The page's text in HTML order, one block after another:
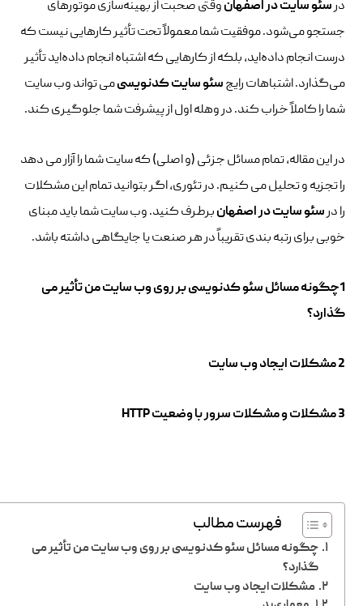
درسئو سایت در اصفهانوقتی صحبت از بهینه‌سازی موتورهای
جستجو می‌شود. موفقیت شما معمولاً تحت تأثیر کارهایی نیست که
درست انجام داده‌اید، بلکه از کارهایی که اشتباه انجام داده‌اید تأثیر
می‌گذارد. اشتباهات رایجسئو سایت کدنویسیمی تواند وب سایت
شما را کاملاً خراب کند. در وهله اول از پیشرفت شما جلوگیری کند.
در این مقاله، تمام مسائل جزئی (و اصلی) که سایت شما را آزار می دهد
را تجزیه و تحلیل می کنیم. در تئوری، اگر بتوانید تمام این مشکلات
را درسئو سایت در اصفهانبرطرف کنید. وب سایت شما باید مبنای
خوبی برای رتبه بندی تقریباً در هر صنعت یا جایگاهی داشته باشد.
1چگونه مسائل سئو کدنویسی بر روی وب سایت من تأثیر می
گذارد؟
2 مشکلات ایجاد وب سایت
3 مشکلات و مشکلات سرور با وضعیت HTTP
فهرست مطالب
چگونه مسائل سئو کدنویسی بر روی وب سایت من تأثیر می
گذارد؟
مشکلات ایجاد وب سایت